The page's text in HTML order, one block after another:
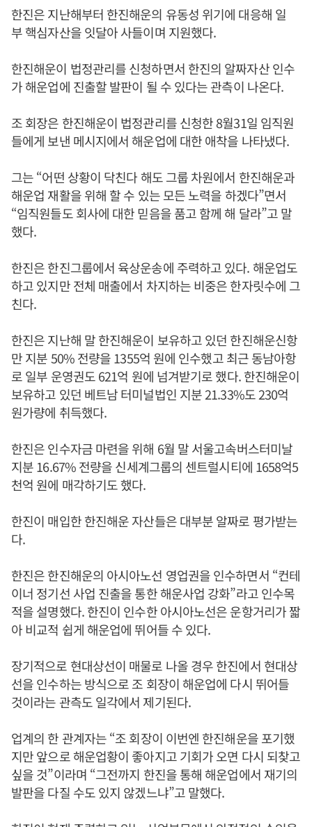
한진은 지난해부터 한진해운의 유동성 위기에 대응해 일
부 핵심자산을 잇달아 사들이며 지원했다.
한진해운이 법정관리를 신청하면서 한진의 알짜자산 인수
가 해운업에 진출할 발판이 될 수 있다는 관측이 나온다.
조 회장은 한진해운이 법정관리를 신청한 8월31일 임직원
들에게 보낸 메시지에서 해운업에 대한 애착을 나타냈다.
그는 “어떤 상황이 닥친다 해도 그룹 차원에서 한진해운과
해운업 재활을 위해 할 수 있는 모든 노력을 하겠다”면서
“임직원들도 회사에 대한 믿음을 품고 함께 해 달라”고 말
했다.
한진은 한진그룹에서 육상운송에 주력하고 있다. 해운업도
하고 있지만 전체 매출에서 차지하는 비중은 한자릿수에 그
친다.
한진은 지난해 말 한진해운이 보유하고 있던 한진해운신항
만 지분 50% 전량을 1355억 원에 인수했고 최근 동남아항
로 일부 운영권도 621억 원에 넘겨받기로 했다. 한진해운이
보유하고 있던 베트남 터미널법인 지분 21.33%도 230억
원가량에 취득했다.
한진은 인수자금 마련을 위해 6월 말 서울고속버스터미날
지분 16.67% 전량을 신세계그룹의 센트럴시티에 1658억5
천억 원에 매각하기도 했다.
한진이 매입한 한진해운 자산들은 대부분 알짜로 평가받는
다.
한진은 한진해운의 아시아노선 영업권을 인수하면서 “컨테
이너 정기선 사업 진출을 통한 해운사업 강화”라고 인수목
적을 설명했다. 한진이 인수한 아시아노선은 운항거리가 짧
아 비교적 쉽게 해운업에 뛰어들 수 있다.
장기적으로 현대상선이 매물로 나올 경우 한진에서 현대상
선을 인수하는 방식으로 조 회장이 해운업에 다시 뛰어들
것이라는 관측도 일각에서 제기된다.
업계의 한 관계자는 “조 회장이 이번엔 한진해운을 포기했
지만 앞으로 해운업황이 좋아지고 기회가 오면 다시 되찾고
싶을 것”이라며 “그전까지 한진을 통해 해운업에서 재기의
발판을 다질 수도 있지 않겠느냐”고 말했다.